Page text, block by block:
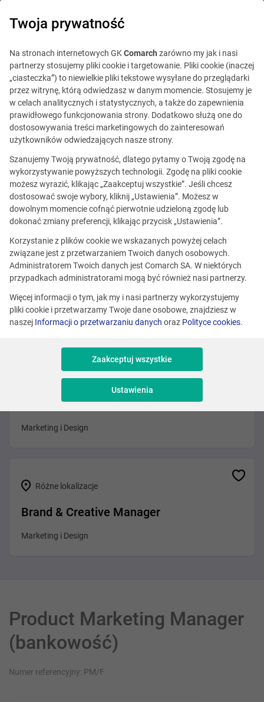
Ta oferta jest już
nieaktualna.
Zobacz podobne oferty
Kraków
Product Marketing Specialist
Sprzedaż i Consulting
Różne lokalizacje
Marketing Operations & AI Lead
Marketing i Design
Różne lokalizacje
Brand & Creative Manager
Marketing i Design
Product Marketing Manager
(bankowość)
Numer referencyjny: PM/F
Twoja prywatność
Na stronach internetowych GKComarch zarówno my jak i nasi
partnerzy stosujemy pliki cookie i targetowanie. Pliki cookie (inaczej
„ciasteczka”) to niewielkie pliki tekstowe wysyłane do przeglądarki
przez witrynę, którą odwiedzasz w danym momencie. Stosujemy je
w celach analitycznych i statystycznych, a także do zapewnienia
prawidłowego funkcjonowania strony. Dodatkowo służą one do
dostosowywania treści marketingowych do zainteresowań
użytkowników odwiedzających nasze strony.
Szanujemy Twoją prywatność, dlatego pytamy o Twoją zgodę na
wykorzystywanie powyższych technologii. Zgodę na pliki cookie
możesz wyrazić, klikając „Zaakceptuj wszystkie”. Jeśli chcesz
dostosować swoje wybory, kliknij „Ustawienia”. Możesz w
dowolnym momencie cofnąć pierwotnie udzieloną zgodę lub
dokonać zmiany preferencji, klikając przycisk „Ustawienia”.
Korzystanie z plików cookie we wskazanych powyżej celach
związane jest z przetwarzaniem Twoich danych osobowych.
Administratorem Twoich danych jest Comarch SA. W niektórych
przypadkach administratorami mogą być również nasi partnerzy.
Więcej informacji o tym, jak my i nasi partnerzy wykorzystujemy
pliki cookie i przetwarzamy Twoje dane osobowe, znajdziesz w
naszej Informacji o przetwarzaniu danych oraz Polityce cookies.
Zaakceptuj wszystkie
Ustawienia